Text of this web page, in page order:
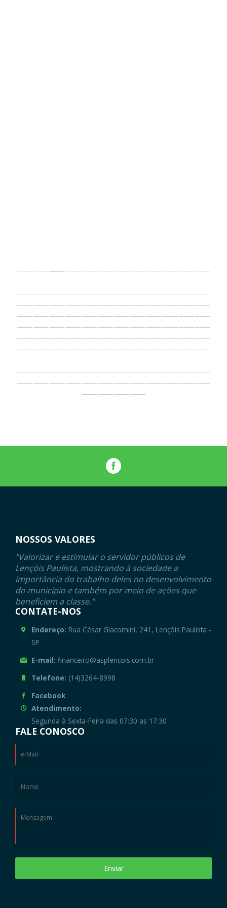
NOSSOS VALORES
"Valorizar e estimular o servidor públicos de
Lençóis Paulista, mostrando à sociedade a
importância do trabalho deles no desenvolvimento
do município e também por meio de ações que
beneficiem a classe."
CONTATE-NOS
Endereço: Rua César Giacomini, 241, Lençóis Paulista -
SP
E-mail: financeiro@asplencois.com.br
Telefone: (14)3264-8998
Facebook
Atendimento:
Segunda à Sexta-Feira das 07:30 as 17:30
FALE CONOSCO
Enviar